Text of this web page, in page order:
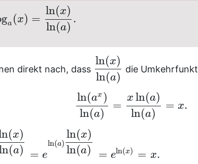
a (x) =
ln(x)
ln(a)
.
direkt nach, dass
ln(x)
ln(a)
die
ln(ax )
ln(a)
=
x ln(a)
ln(a)
= x.
(x)
(a) = e
ln(a)
ln(x)
ln(a) = eln(x) = x.